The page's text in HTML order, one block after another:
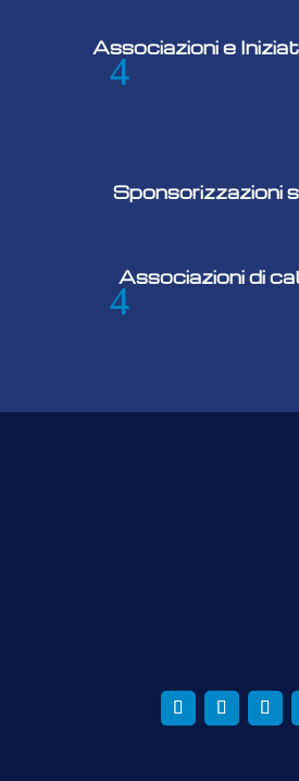
Associazioni e
Sponsorizzazioni
Associazioni di